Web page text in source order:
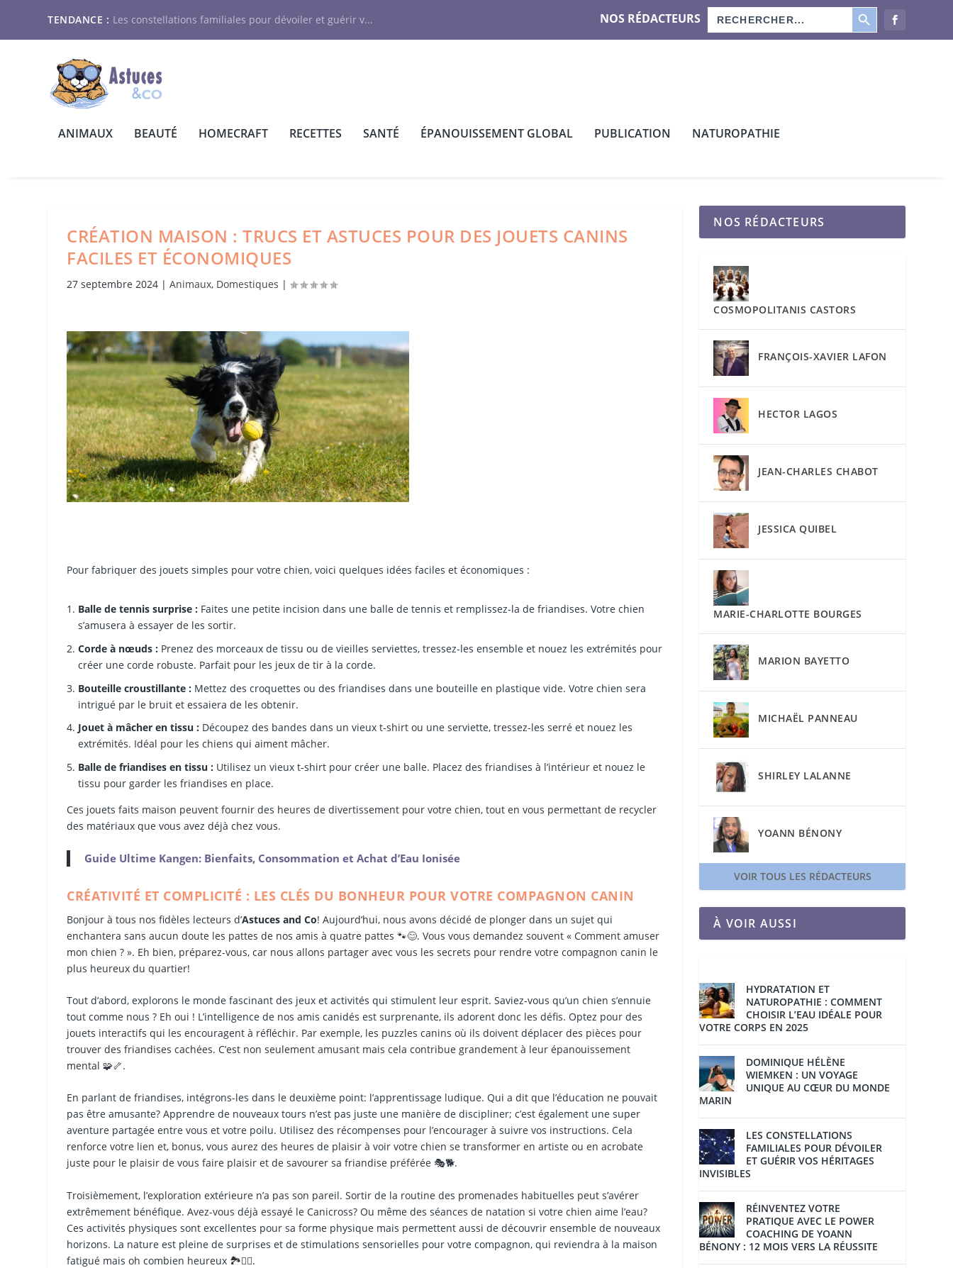
TENDANCE : Les constellations familiales pour dévoiler et guérir v... NOS RÉDACTEURS Search
for:
SEARCH BUTTON
ANIMAUX BEAUTÉ HOMECRAFT RECETTES SANTÉ ÉPANOUISSEMENT GLOBAL PUBLICATION NATUROPATHIE
CRÉATION MAISON : TRUCS ET ASTUCES POUR DES JOUETS CANINS
FACILES ET ÉCONOMIQUES
27 septembre 2024 |Animaux, Domestiques |
Pour fabriquer des jouets simples pour votre chien, voici quelques idées faciles et économiques :
Balle de tennis surprise : Faites une petite incision dans une balle de tennis et remplissez-la de friandises. Votre chien
s’amusera à essayer de les sortir.
Corde à nœuds : Prenez des morceaux de tissu ou de vieilles serviettes, tressez-les ensemble et nouez les extrémités pour
créer une corde robuste. Parfait pour les jeux de tir à la corde.
Bouteille croustillante : Mettez des croquettes ou des friandises dans une bouteille en plastique vide. Votre chien sera
intrigué par le bruit et essaiera de les obtenir.
Jouet à mâcher en tissu : Découpez des bandes dans un vieux t-shirt ou une serviette, tressez-les serré et nouez les
extrémités. Idéal pour les chiens qui aiment mâcher.
Balle de friandises en tissu : Utilisez un vieux t-shirt pour créer une balle. Placez des friandises à l’intérieur et nouez le
tissu pour garder les friandises en place.
Ces jouets faits maison peuvent fournir des heures de divertissement pour votre chien, tout en vous permettant de recycler
des matériaux que vous avez déjà chez vous.
Guide Ultime Kangen: Bienfaits, Consommation et Achat d’Eau Ionisée
CRÉATIVITÉ ET COMPLICITÉ : LES CLÉS DU BONHEUR POUR VOTRE COMPAGNON CANIN
Bonjour à tous nos fidèles lecteurs d’Astuces and Co! Aujourd’hui, nous avons décidé de plonger dans un sujet qui
enchantera sans aucun doute les pattes de nos amis à quatre pattes 🐾😊. Vous vous demandez souvent « Comment amuser
mon chien ? ». Eh bien, préparez-vous, car nous allons partager avec vous les secrets pour rendre votre compagnon canin le
plus heureux du quartier!
Tout d’abord, explorons le monde fascinant des jeux et activités qui stimulent leur esprit. Saviez-vous qu’un chien s’ennuie
tout comme nous ? Eh oui ! L’intelligence de nos amis canidés est surprenante, ils adorent donc les défis. Optez pour des
jouets interactifs qui les encouragent à réfléchir. Par exemple, les puzzles canins où ils doivent déplacer des pièces pour
trouver des friandises cachées. C’est non seulement amusant mais cela contribue grandement à leur épanouissement
mental 🧩🦴.
En parlant de friandises, intégrons-les dans le deuxième point: l’apprentissage ludique. Qui a dit que l’éducation ne pouvait
pas être amusante? Apprendre de nouveaux tours n’est pas juste une manière de discipliner; c’est également une super
aventure partagée entre vous et votre poilu. Utilisez des récompenses pour l’encourager à suivre vos instructions. Cela
renforce votre lien et, bonus, vous aurez des heures de plaisir à voir votre chien se transformer en artiste ou en acrobate
juste pour le plaisir de vous faire plaisir et de savourer sa friandise préférée 🎭🐕.
Troisièmement, l’exploration extérieure n’a pas son pareil. Sortir de la routine des promenades habituelles peut s’avérer
extrêmement bénéfique. Avez-vous déjà essayé le Canicross? Ou même des séances de natation si votre chien aime l’eau?
Ces activités physiques sont excellentes pour sa forme physique mais permettent aussi de découvrir ensemble de nouveaux
horizons. La nature est pleine de surprises et de stimulations sensorielles pour votre compagnon, qui reviendra à la maison
fatigué mais oh combien heureux 🏞️🏃‍♂️.
NOS RÉDACTEURS
COSMOPOLITANIS CASTORS
FRANÇOIS-XAVIER LAFON
HECTOR LAGOS
JEAN-CHARLES CHABOT
JESSICA QUIBEL
MARIE-CHARLOTTE BOURGES
MARION BAYETTO
MICHAËL PANNEAU
SHIRLEY LALANNE
YOANN BÉNONY
VOIR TOUS LES RÉDACTEURS
À VOIR AUSSI
HYDRATATION ET
NATUROPATHIE : COMMENT
CHOISIR L’EAU IDÉALE POUR
VOTRE CORPS EN 2025
DOMINIQUE HÉLÈNE
WIEMKEN : UN VOYAGE
UNIQUE AU CŒUR DU MONDE
MARIN
LES CONSTELLATIONS
FAMILIALES POUR DÉVOILER
ET GUÉRIR VOS HÉRITAGES
INVISIBLES
RÉINVENTEZ VOTRE
PRATIQUE AVEC LE POWER
COACHING DE YOANN
BÉNONY : 12 MOIS VERS LA RÉUSSITE